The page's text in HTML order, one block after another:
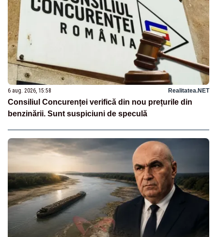
6 aug. 2026, 15:58 Realitatea.NET
Consiliul Concurenței verifică din nou prețurile din
benzinării. Sunt suspiciuni de speculă